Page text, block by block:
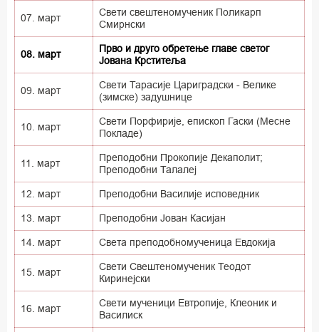
07. март
Свети свештеномученик Поликарп
Смирнски
08. март
Прво и друго обретење главе светог
Јована Крститеља
09. март
Свети Тарасије Цариградски - Велике
(зимске) задушнице
10. март
Свети Порфирије, епископ Гаски (Месне
Покладе)
11. март
Преподобни Прокопије Декаполит;
Преподобни Талалеј
12. март Преподобни Василије исповедник
13. март Преподобни Јован Касијан
14. март Света преподобномученица Евдокија
15. март
Свети Свештеномученик Теодот
Киринејски
16. март
Свети мученици Евтропије, Клеоник и
Василиск